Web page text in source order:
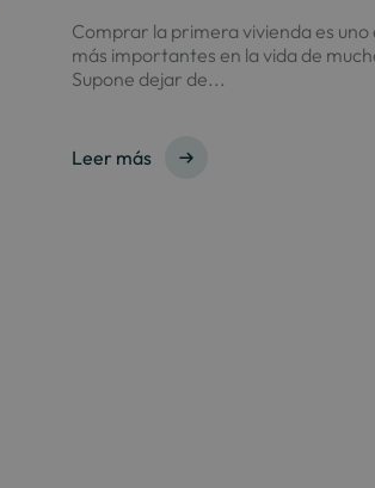
Comprar la primera vivienda es uno
más importantes en la vida de
Supone dejar de...
Leer más